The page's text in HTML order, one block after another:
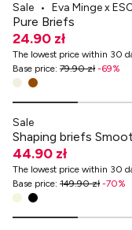
Sale • Eva Minge x
Pure Briefs
24.90 zł
The lowest price within 30
Base price: 79.90 zł -69%
-70% przy zakupach za
Sale
Shaping briefs
44.90 zł
The lowest price within 30
Base price: 149.90 zł -70%